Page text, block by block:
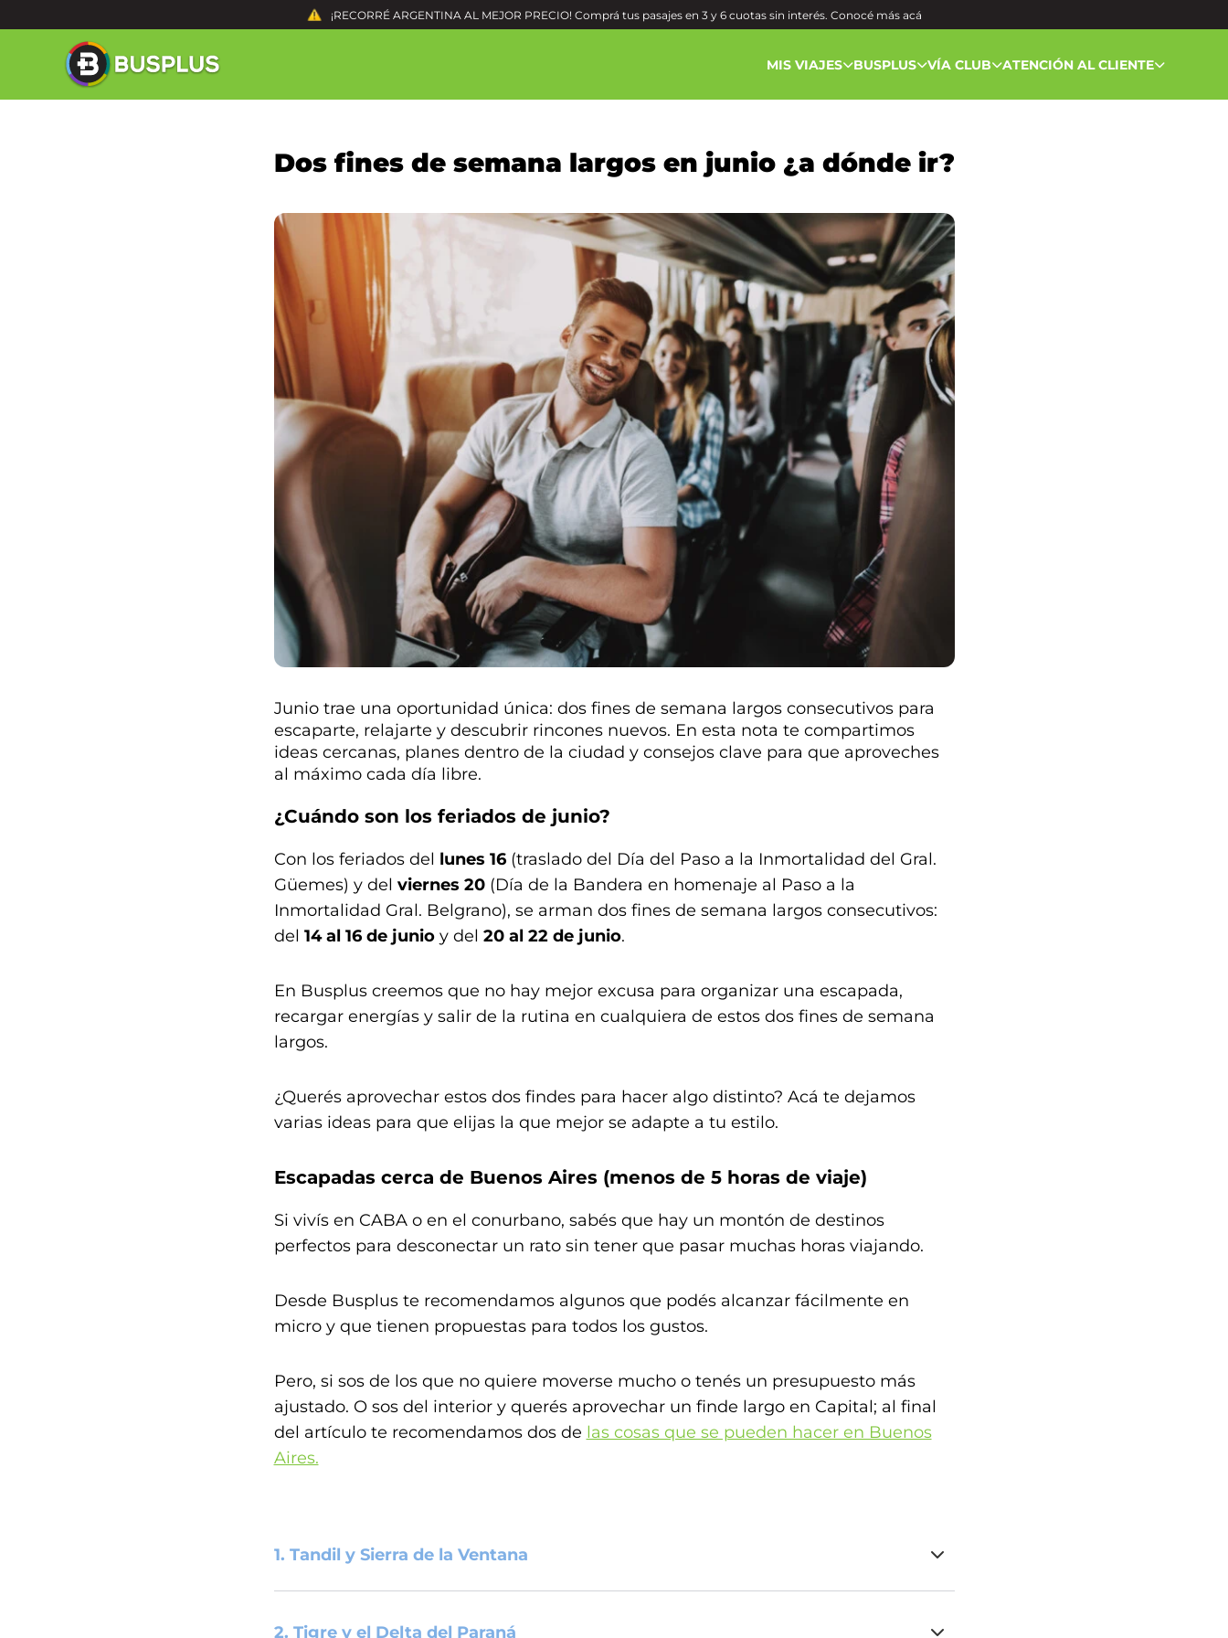
¡RECORRÉ ARGENTINA AL MEJOR PRECIO! Comprá tus pasajes en 3 y 6 cuotas sin interés. Conocé másacá
MIS VIAJES BUSPLUS VÍA CLUB ATENCIÓN AL CLIENTE
Dos fines de semana largos en junio ¿a dónde ir?
Junio trae una oportunidad única: dos fines de semana largos consecutivos para
escaparte, relajarte y descubrir rincones nuevos. En esta nota te compartimos
ideas cercanas, planes dentro de la ciudad y consejos clave para que aproveches
al máximo cada día libre.
¿Cuándo son los feriados de junio?
Con los feriados del lunes 16(traslado del Día del Paso a la Inmortalidad del Gral.
Güemes) y del viernes 20(Día de la Bandera en homenaje al Paso a la
Inmortalidad Gral. Belgrano), se arman dos fines de semana largos consecutivos:
del 14 al 16 de junioy del 20 al 22 de junio.
En Busplus creemos que no hay mejor excusa para organizar una escapada,
recargar energías y salir de la rutina en cualquiera de estos dos fines de semana
largos.
¿Querés aprovechar estos dos findes para hacer algo distinto? Acá te dejamos
varias ideas para que elijas la que mejor se adapte a tu estilo.
Escapadas cerca de Buenos Aires (menos de 5 horas de viaje)
Si vivís en CABA o en el conurbano, sabés que hay un montón de destinos
perfectos para desconectar un rato sin tener que pasar muchas horas viajando.
Desde Busplus te recomendamos algunos que podés alcanzar fácilmente en
micro y que tienen propuestas para todos los gustos.
Pero, si sos de los que no quiere moverse mucho o tenés un presupuesto más
ajustado. O sos del interior y querés aprovechar un finde largo en Capital; al final
del artículo te recomendamos dos de las cosas que se pueden hacer en Buenos
Aires.
1. Tandil y Sierra de la Ventana
2. Tigre y el Delta del Paraná